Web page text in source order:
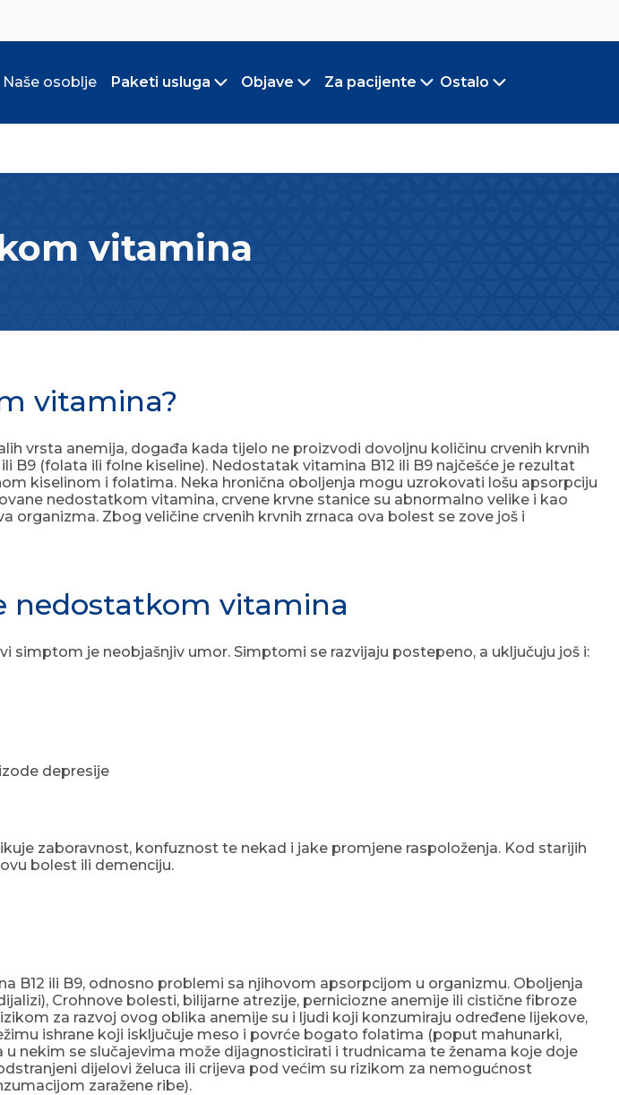
submenu
Naše osoblje Paketi usluga
Toggle submenu
Objave
Toggle submenu
Za pacijente
Toggle submenu
Ostalo
Toggle
vitamina
vitamina?
vrsta anemija, događa kada tijelo ne proizvodi dovoljnu količinu crvenih krvnih
(folata ili folne kiseline). Nedostatak vitamina B12 ili B9 najčešće je rezultat
kiselinom i folatima. Neka hronična oboljenja mogu uzrokovati lošu apsorpciju
nedostatkom vitamina, crvene krvne stanice su abnormalno velike i kao
organizma. Zbog veličine crvenih krvnih zrnaca ova bolest se zove još i
nedostatkom vitamina
je neobjašnjiv umor. Simptomi se razvijaju postepeno, a uključuju još i:
depresije
zaboravnost, konfuznost te nekad i jake promjene raspoloženja. Kod starijih
bolest ili demenciju.
B12 ili B9, odnosno problemi sa njihovom apsorpcijom u organizmu. Oboljenja
Crohnove bolesti, bilijarne atrezije, perniciozne anemije ili cistične fibroze
za razvoj ovog oblika anemije su i ljudi koji konzumiraju određene lijekove,
ishrane koji isključuje meso i povrće bogato folatima (poput mahunarki,
nekim se slučajevima može dijagnosticirati i trudnicama te ženama koje doje
dijelovi želuca ili crijeva pod većim su rizikom za nemogućnost
zaražene ribe).